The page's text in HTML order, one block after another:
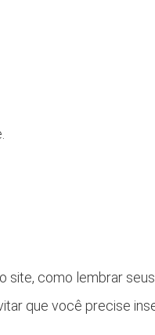
site, como lembrar
que você precise